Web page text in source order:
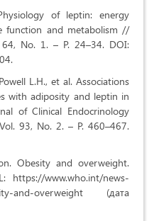
of leptin: energy
function and metabolism //
No. 1. – P. 24–34. DOI:
L.H., et al. Associations
with adiposity and leptin in
of Clinical Endocrinology
93, No. 2. – P. 460–467.
Obesity and overweight.
www.who.int/news-
and-overweight (дата